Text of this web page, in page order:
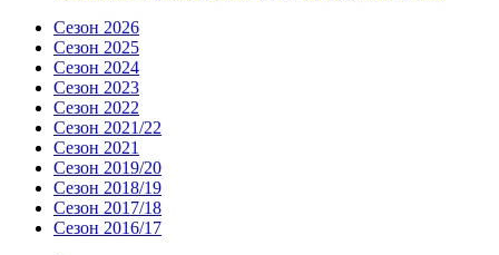
Сезон 2026
Сезон 2025
Сезон 2024
Сезон 2023
Сезон 2022
Сезон 2021/22
Сезон 2021
Сезон 2019/20
Сезон 2018/19
Сезон 2017/18
Сезон 2016/17